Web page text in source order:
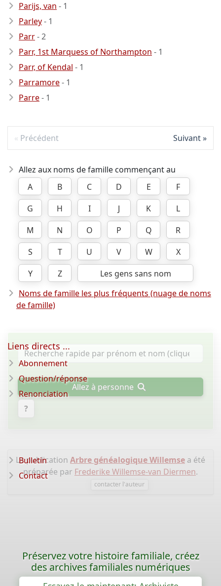
Parijs, van - 1
Parley- 1
Parr- 2
Parr, 1st Marquess of Northampton - 1
Parr, of Kendal - 1
Parramore- 1
Parre- 1
Précédent Suivant
Allez aux noms de famille commençant au
A
B C D E
F
G
H I J K
L
M
N O P Q
R
S
T U V W
X
Y
Z
Les gens sans nom
Noms de famille les plus fréquents (nuage de noms
de famille)
Allez à personne
?
La publication Arbre généalogique Willemse a été
préparée par Frederike Willemse-van Diermen.
contacter l'auteur
Liens directs ...
Abonnement
Question/réponse
Renonciation
Bulletin
Contact
Préservez votre histoire familiale, créez
des archives familiales numériques